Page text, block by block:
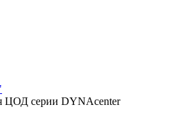
ЦОД серии DYNAcenter